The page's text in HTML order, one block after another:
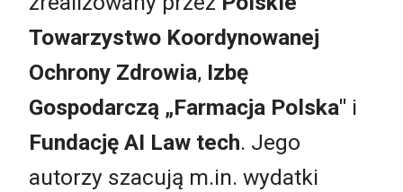
Towarzystwo Koordynowanej
Ochrony Zdrowia, Izbę
Gospodarczą „Farmacja Polska" i
Fundację AI Law tech. Jego
autorzy szacują m.in. wydatki